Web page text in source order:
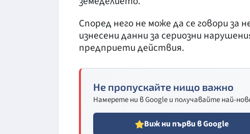
Според него не може да се говори за
изнесени данни за сериозни
предприети действия.
Не пропускайте нищо важно
Намерете ни в Google и получавайте най-
Виж ни първи в Google